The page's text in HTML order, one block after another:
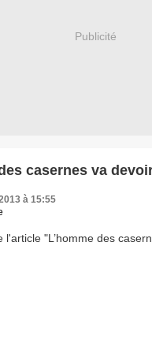
Publicité
casernes va
à 15:55